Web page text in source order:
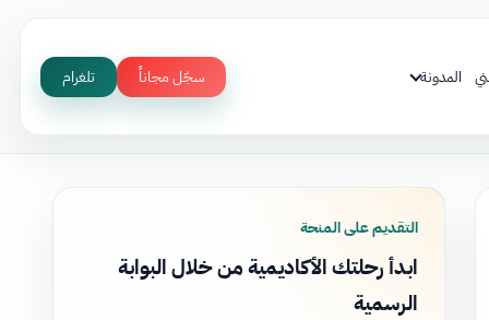
المدونة سجّل مجاناً تلغرام
التقديم على المنحة
ابدأ رحلتك الأكاديمية من خلال البوابة
الرسمية